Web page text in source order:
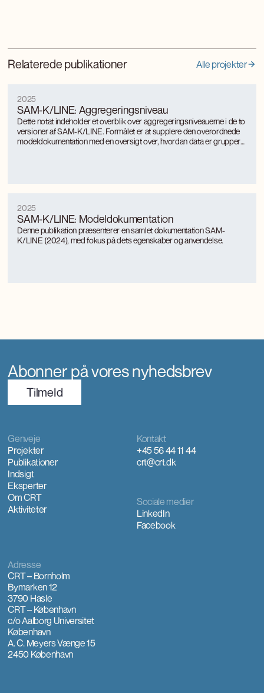
Relaterede publikationer Alle projekter
SAM-K/LINE: Aggregeringsniveau
2025
Dette notat indeholder et overblik over aggregeringsniveauerne i de to
versioner af SAM-K/LINE. Formålet er at supplere den overordnede
modeldokumentation med en oversigt over, hvordan data er grupperet
SAM-K/LINE: Modeldokumentation
2025
Denne publikation præsenterer en samlet dokumentation SAM-
K/LINE (2024), med fokus på dets egenskaber og anvendelse.
Abonner på vores nyhedsbrev
TilmeId
Kontakt
+45 56 44 11 44
crt@crt.dk
Genveje
Projekter
Publikationer
Indsigt
Eksperter
Om CRT
Aktiviteter
Sociale medier
LinkedIn
Facebook
Adresse
CRT – Bornholm
Bymarken 12
3790 Hasle
CRT – København
c/o Aalborg Universitet
København
A. C. Meyers Vænge 15
2450 København